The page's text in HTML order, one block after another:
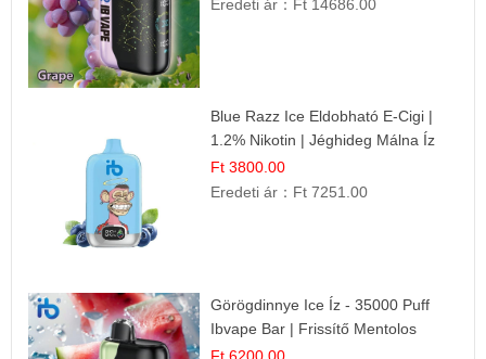
Eredeti ár： Ft 14686.00
Blue Razz Ice Eldobható E-Cigi |
1.2% Nikotin | Jéghideg Málna Íz
Ft 3800.00
Eredeti ár： Ft 7251.00
Görögdinnye Ice Íz - 35000 Puff
Ibvape Bar | Frissítő Mentolos
Élmény!
Ft 6200.00